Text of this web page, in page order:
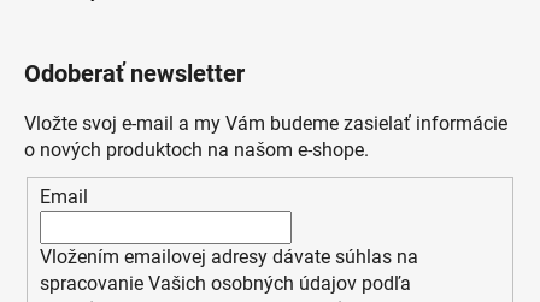
Odoberať newsletter
Vložte svoj e-mail a my Vám budeme zasielať informácie
o nových produktoch na našom e-shope.
Email
Vložením emailovej adresy dávate súhlas na
spracovanie Vašich osobných údajov podľa